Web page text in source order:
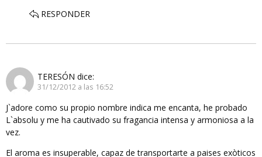
RESPONDER
TERESÓN dice:
31/12/2012 a las 16:52
J`adore como su propio nombre indica me encanta, he probado
L`absolu y me ha cautivado su fragancia intensa y armoniosa a la
vez.
El aroma es insuperable, capaz de transportarte a paises exòticos